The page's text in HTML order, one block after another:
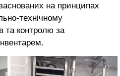
на принципах
технічному
та контролю за